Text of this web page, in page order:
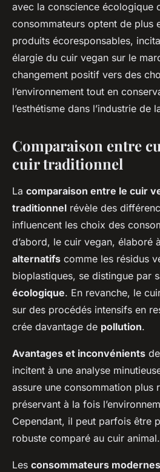
avec la conscience écologique
consommateurs optent de plus
produits écoresponsables,
élargie du cuir vegan sur le
changement positif vers des
l’environnement tout en
l’esthétisme dans l’industrie de
Comparaison entre
cuir traditionnel
La comparaison entre le cuir
traditionnel révèle des
influencent les choix des
d’abord, le cuir vegan, élaboré
alternatifs comme les résidus
bioplastiques, se distingue par
écologique. En revanche, le
sur des procédés intensifs en
crée davantage de pollution.
Avantages et inconvénients
incitent à une analyse
assure une consommation plus
préservant à la fois
Cependant, il peut parfois être
robuste comparé au cuir animal.
Les consommateurs modernes